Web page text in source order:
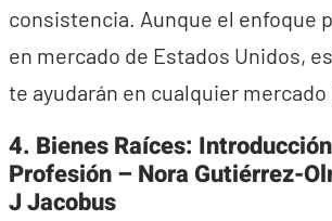
consistencia. Aunque el enfoque
en mercado de Estados Unidos,
te ayudarán en cualquier
4. Bienes Raíces:
Profesión – Nora Gutiérrez-
J Jacobus